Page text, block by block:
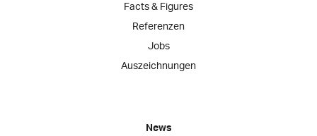
Facts & Figures
Referenzen
Jobs
Auszeichnungen
News